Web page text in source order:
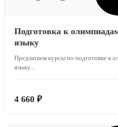
Подготовка к
языку
Предлагаем курсы по подготовке к
языку...
4 660 ₽